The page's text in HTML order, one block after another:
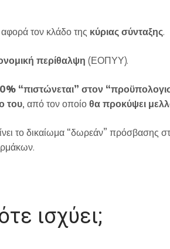
αφορά τον κλάδο της κύριας σύνταξης.
περίθαλψη (ΕΟΠΥΥ).
“πιστώνεται” στον
του, από τον οποίο θα προκύψει
το δικαίωμα “δωρεάν” πρόσβασης
ισχύει;